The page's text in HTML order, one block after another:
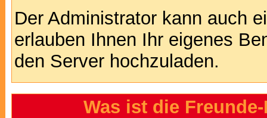
Der Administrator kann auch
erlauben Ihnen Ihr eigenes
den Server hochzuladen.
Was ist die